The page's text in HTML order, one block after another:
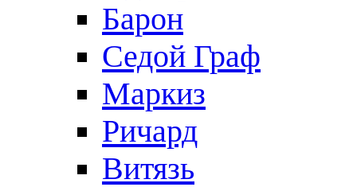
Барон
Седой Граф
Маркиз
Ричард
Витязь